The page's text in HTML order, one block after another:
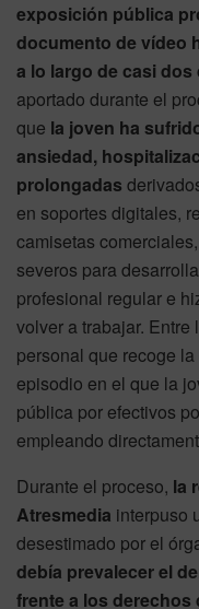
exposición pública
documento de vídeo
a lo largo de casi dos
aportado durante el
que la joven ha
ansiedad,
prolongadas
en soportes digitales,
camisetas
severos para
profesional regular e
volver a trabajar.
personal que recoge
episodio en el que la
pública por efectivos
empleando
Durante el proceso, la
Atresmedia interpuso
desestimado por el
debía prevalecer el
frente a los derechos